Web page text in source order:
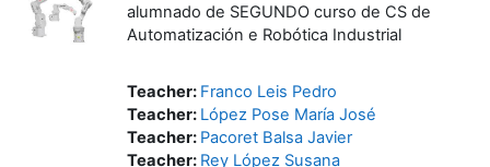
alumnado de SEGUNDO curso de CS de
Automatización e Robótica Industrial
Teacher: Franco Leis Pedro
Teacher: López Pose María José
Teacher: Pacoret Balsa Javier
Teacher: Rey López Susana